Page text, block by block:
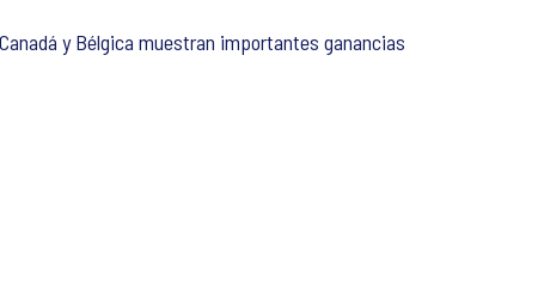
y Bélgica muestran importantes ganancias